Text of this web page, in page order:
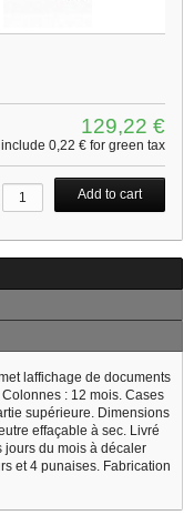
129,22 €
include 0,22 € for green tax
laffichage de documents
: 12 mois. Cases
supérieure. Dimensions
effaçable à sec. Livré
du mois à décaler
et 4 punaises. Fabrication